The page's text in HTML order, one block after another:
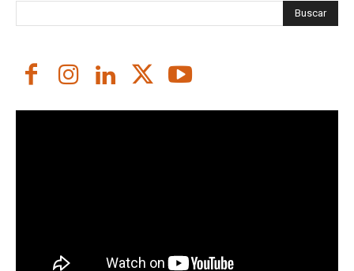
Buscar